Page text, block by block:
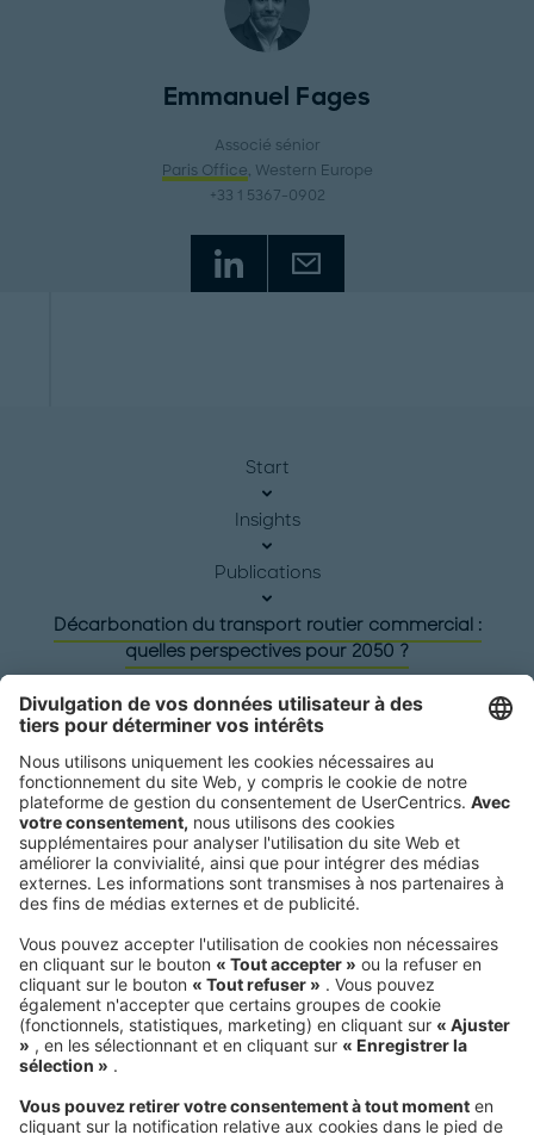
Emmanuel Fages
Associé sénior
Paris Office, Western Europe
+33 1 5367-0902
Start
Insights
Publications
Décarbonation du transport routier commercial :
quelles perspectives pour 2050 ?
Siège social
Roland Berger GmbH
Sederanger 1
80538 Munich
Germany
Téléphone: +49 89 9230-0
Fax:
+49 89 9230-8202
Adresse courriel: Envoyez-nous un message